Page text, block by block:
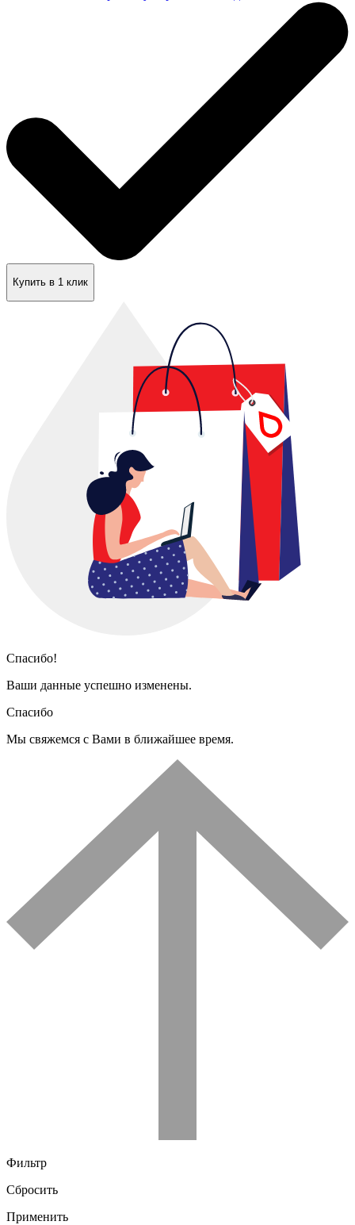
Купить в 1 клик
Спасибо!
Ваши данные успешно изменены.
Спасибо
Мы свяжемся с Вами в ближайшее время.
Фильтр
Сбросить
Применить